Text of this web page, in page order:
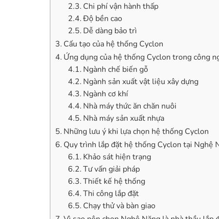
Chi phí vận hành thấp
Độ bền cao
Dễ dàng bảo trì
Cấu tạo của hệ thống Cyclon
Ứng dụng của hệ thống Cyclon trong công
Ngành chế biến gỗ
Ngành sản xuất vật liệu xây dựng
Ngành cơ khí
Nhà máy thức ăn chăn nuôi
Nhà máy sản xuất nhựa
Những lưu ý khi lựa chọn hệ thống Cyclon
Quy trình lắp đặt hệ thống Cyclon tại Nghệ
Khảo sát hiện trạng
Tư vấn giải pháp
Thiết kế hệ thống
Thi công lắp đặt
Chạy thử và bàn giao